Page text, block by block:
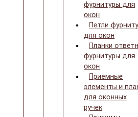
фурнитуры для
окон
Петли
для окон
Планки
фурнитуры для
окон
Приемные
элементы и
для оконных
ручек